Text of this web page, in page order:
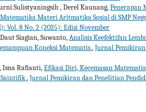
Sulistyaningsih , Derel Kaunang,Penerapan
Materi Aritmatika Sosial di SMP
Vol. 8 No. 2 (2025): Edisi November
Siagian, Suwanto,Analisis Keefektifan
Koneksi Matematis,Jurnal
Isna Rafianti,Efikasi Diri, Kecemasan
Saintifik,Jurnal Pemikiran dan Penelitian